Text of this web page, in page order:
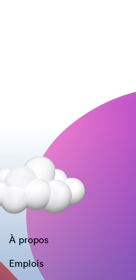
À propos
Emplois